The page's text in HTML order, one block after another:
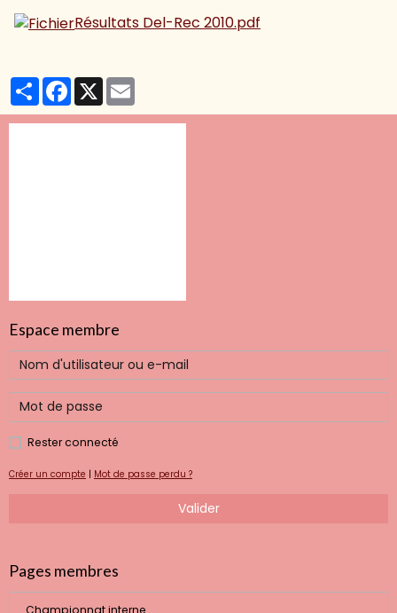
Résultats Del-Rec 2010.pdf
PartagerFacebook
X
Espace membre
Rester connecté
Créer un compte | Mot de passe perdu ?
Valider
Pages membres
Championnat interne